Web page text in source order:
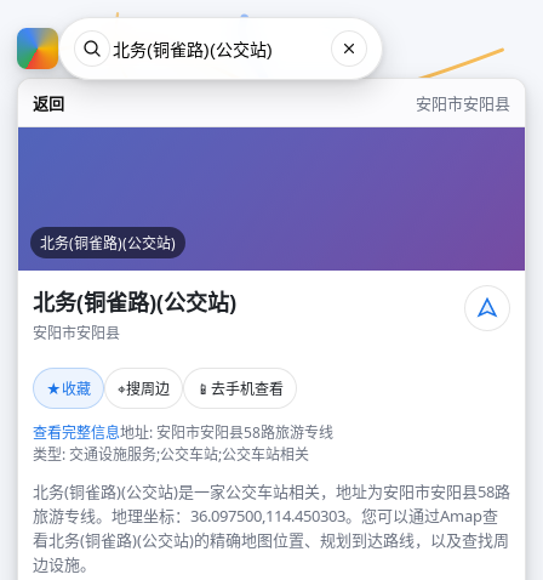
返回 安阳市安阳县
北务(铜雀路)(公交站)
北务(铜雀路)(公交站)
安阳市安阳县
★收藏 ⌖搜周边 📱 去手机查看
查看完整信息地址: 安阳市安阳县58路旅游专线
类型: 交通设施服务;公交车站;公交车站相关
北务(铜雀路)(公交站)是一家公交车站相关，地址为安阳市安阳县58路
旅游专线。地理坐标：36.097500,114.450303。您可以通过Amap查
看北务(铜雀路)(公交站)的精确地图位置、规划到达路线，以及查找周
边设施。